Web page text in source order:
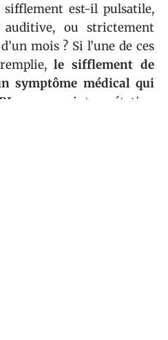
est-il pulsatile,
ou strictement
mois ? Si l’une de ces
le sifflement de
symptôme médical qui
, pas une interprétation